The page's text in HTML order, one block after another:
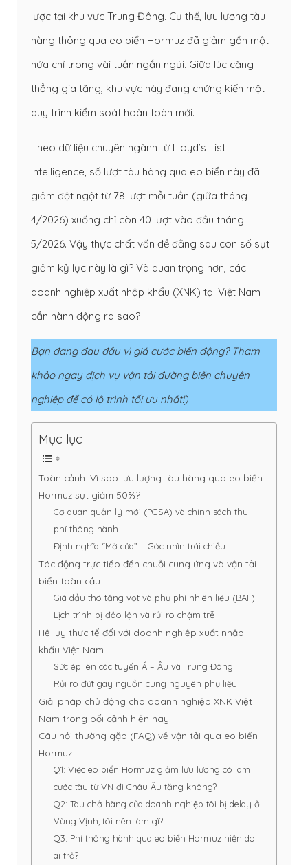
lược tại khu vực Trung Đông. Cụ thể, lưu lượng tàu
hàng thông qua eo biển Hormuz đã giảm gần một
nửa chỉ trong vài tuần ngắn ngủi. Giữa lúc căng
thẳng gia tăng, khu vực này đang chứng kiến một
quy trình kiểm soát hoàn toàn mới.
Theo dữ liệu chuyên ngành từ Lloyd’s List
Intelligence, số lượt tàu hàng qua eo biển này đã
giảm đột ngột từ 78 lượt mỗi tuần (giữa tháng
4/2026) xuống chỉ còn 40 lượt vào đầu tháng
5/2026. Vậy thực chất vấn đề đằng sau con số sụt
giảm kỷ lục này là gì? Và quan trọng hơn, các
doanh nghiệp xuất nhập khẩu (XNK) tại Việt Nam
cần hành động ra sao?
Bạn đang đau đầu vì giá cước biến động? Tham
khảo ngay dịch vụ vận tải đường biển chuyên
nghiệpđể có lộ trình tối ưu nhất!)
Mục lục
Toàn cảnh: Vì sao lưu lượng tàu hàng qua eo biển
Hormuz sụt giảm 50%?
Cơ quan quản lý mới (PGSA) và chính sách thu
phí thông hành
Định nghĩa “Mở cửa” – Góc nhìn trái chiều
Tác động trực tiếp đến chuỗi cung ứng và vận tải
biển toàn cầu
Giá dầu thô tăng vọt và phụ phí nhiên liệu (BAF)
Lịch trình bị đảo lộn và rủi ro chậm trễ
Hệ lụy thực tế đối với doanh nghiệp xuất nhập
khẩu Việt Nam
Sức ép lên các tuyến Á – Âu và Trung Đông
Rủi ro đứt gãy nguồn cung nguyên phụ liệu
Giải pháp chủ động cho doanh nghiệp XNK Việt
Nam trong bối cảnh hiện nay
Câu hỏi thường gặp (FAQ) về vận tải qua eo biển
Hormuz
Q1: Việc eo biển Hormuz giảm lưu lượng có làm
cước tàu từ VN đi Châu Âu tăng không?
Q2: Tàu chở hàng của doanh nghiệp tôi bị delay ở
Vùng Vịnh, tôi nên làm gì?
Q3: Phí thông hành qua eo biển Hormuz hiện do
ai trả?